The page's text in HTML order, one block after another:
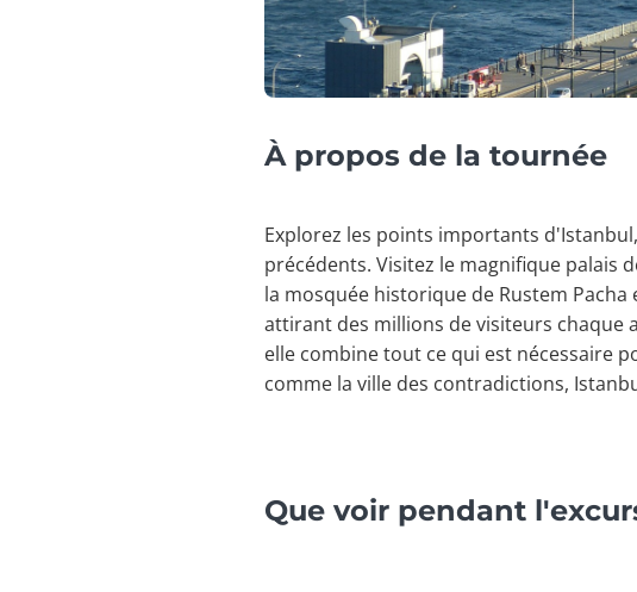
À propos de la tournée
Explorez les points importants
précédents. Visitez le magnifique palais
la mosquée historique de Rustem
attirant des millions de visiteurs chaque
elle combine tout ce qui est nécessaire
comme la ville des contradictions,
Que voir pendant